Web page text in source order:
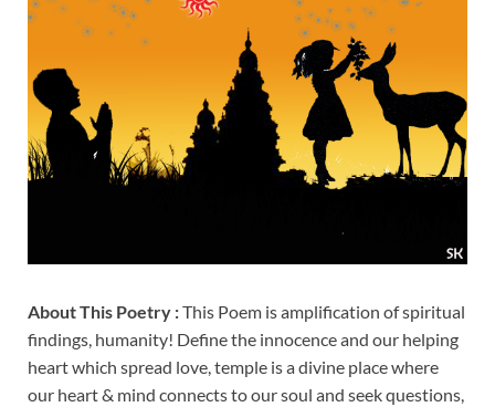
About This Poetry :This Poem is amplification of spiritual
findings, humanity! Define the innocence and our helping
heart which spread love, temple is a divine place where
our heart & mind connects to our soul and seek questions,